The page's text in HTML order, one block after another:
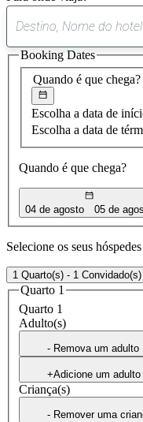
Quando é que chega?
Escolha a data de
Escolha a data de
Quando é que chega?
04 de agosto 05 de
Booking Dates
Selecione os seus hóspedes
1 Quarto(s) - 1 Convidado(s)
Quarto 1
Quarto 1
Adulto(s)
- Remova um adulto
+Adicione um adulto
Criança(s)
- Remover uma